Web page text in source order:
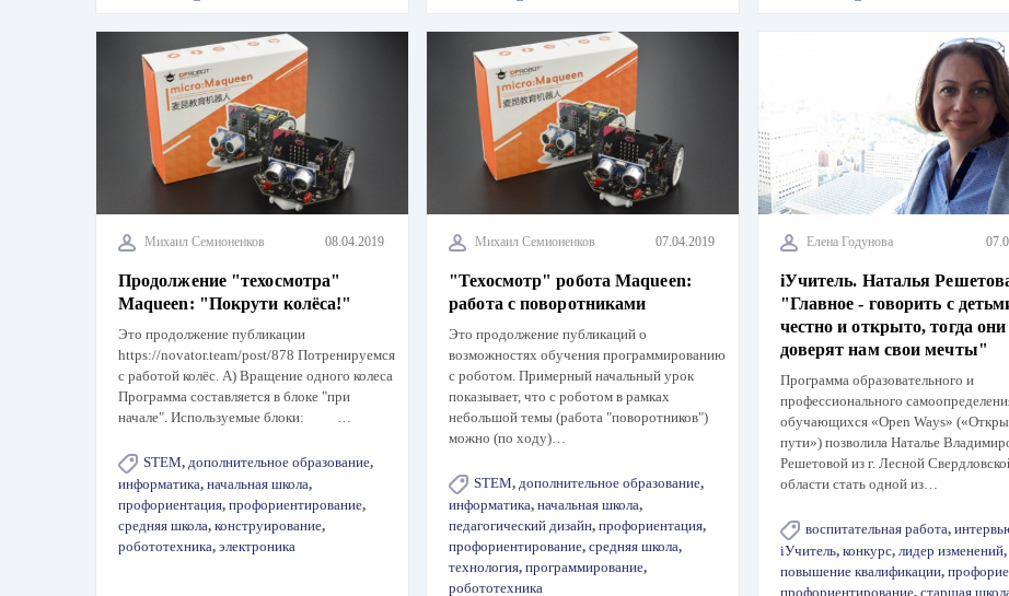
Михаил Семионенков 08.04.2019
Продолжение "техосмотра"
Maqueen: "Покрути колёса!"
Это продолжение публикации
https://novator.team/post/878 Потренируемся
с работой колёс. А) Вращение одного колеса
Программа составляется в блоке "при
начале". Используемые блоки: …
STEM, дополнительное образование,
информатика, начальная школа,
профориентация, профориентирование,
средняя школа, конструирование,
робототехника, электроника
Михаил Семионенков 07.04.2019
"Техосмотр" робота Maqueen:
работа с поворотниками
Это продолжение публикаций о
возможностях обучения программированию
с роботом. Примерный начальный урок
показывает, что с роботом в рамках
небольшой темы (работа "поворотников")
можно (по ходу)…
STEM, дополнительное образование,
информатика,начальная школа,
педагогический дизайн,профориентация,
профориентирование,средняя школа,
технология,программирование,
робототехника
Елена Годунова
iУчитель. Наталья
"Главное - говорить с
честно и открыто, тогда они
доверят нам свои мечты"
Программа образовательного и
профессионального
обучающихся «Open Ways»
пути») позволила Наталье
Решетовой из г. Лесной
области стать одной из…
воспитательная работа,
iУчитель, конкурс, лидер изменений,
повышение квалификации,
профориентирование, старшая